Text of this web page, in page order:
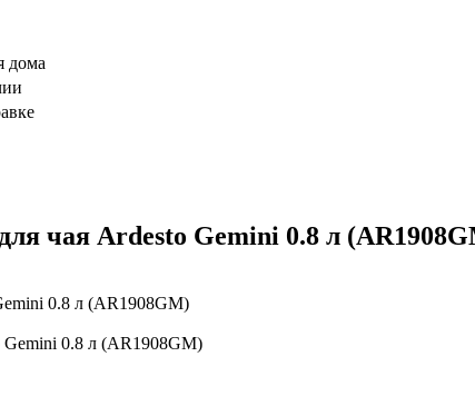
дома
чая Ardesto Gemini 0.8 л